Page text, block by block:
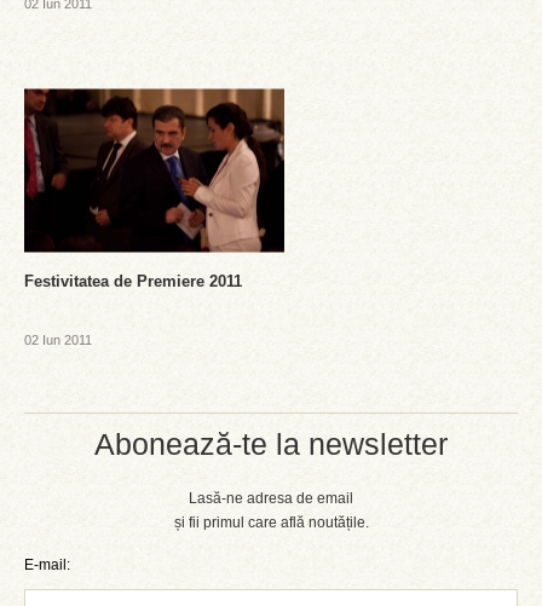
Abonează-te la newsletter
Lasă-ne adresa de email
și fii primul care află noutățile.
E-mail:
02 Iun 2011
Festivitatea de Premiere 2011
02 Iun 2011